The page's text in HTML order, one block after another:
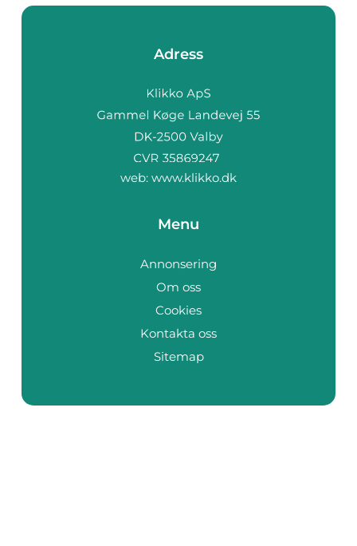
Adress
web: www.klikko.dk
Menu
Annonsering
Om oss
Cookies
Kontakta oss
Sitemap